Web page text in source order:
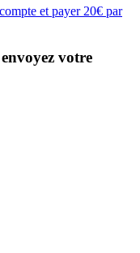
et payer 20€ par
votre